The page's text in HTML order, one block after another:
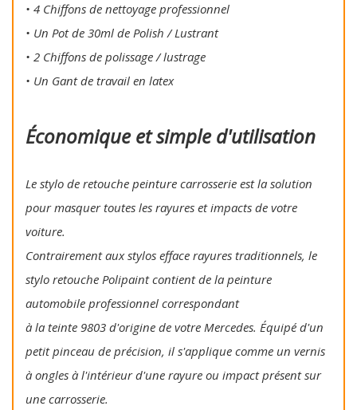
• 4 Chiffons de nettoyage professionnel
• Un Pot de 30ml de Polish / Lustrant
• 2 Chiffons de polissage / lustrage
• Un Gant de travail en latex
Économique et simple d'utilisation
Le stylo de retouche peinture carrosserie est la solution
pour masquer toutes les rayures et impacts de votre
voiture.
Contrairement aux stylos efface rayures traditionnels, le
stylo retouche Polipaint contient de la peinture
automobile professionnel correspondant
à la teinte 9803 d'origine de votre Mercedes. Équipé d'un
petit pinceau de précision, il s'applique comme un vernis
à ongles à l'intérieur d'une rayure ou impact présent sur
une carrosserie.